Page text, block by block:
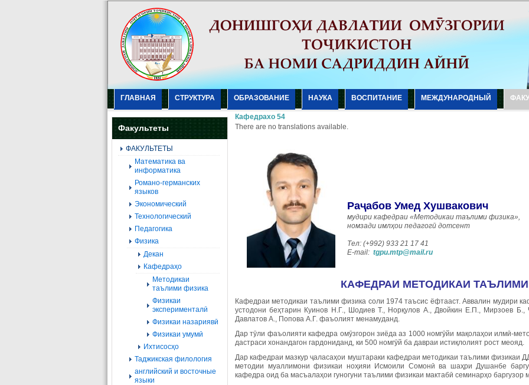
ГЛАВНАЯ СТРУКТУРА ОБРАЗОВАНИЕ НАУКА ВОСПИТАНИЕ МЕЖДУНАРОДНЫЙ
Факультеты
ФАКУЛЬТЕТЫ
Mатематика ва
информатика
Романо-германских
языков
Экономический
Технологический
Педагогика
Физика
Декан
Кафедраҳо
Методикаи
таълими физика
Физикаи
эксперименталӣ
Физикаи назариявӣ
Физикаи умумӣ
Ихтисосҳо
Таджикская филология
английский и восточные
языки
Кафедрахо 54
There are no translations available.
Раҷабов Умед Хушвакович
мудири кафедраи «Методикаи таълими физика»,
номзади имлҳои педагогӣ дотсент
Тел: (+992) 933 21 17 41
E-mail: tgpu.mtp@mail.ru
КАФЕДРАИ МЕТОДИКАИ
Кафедраи методикаи таълими физика соли 1974 таъсис ёфтааст. Аввалин мудири
устодони беҳтарин Куинов Н.Г., Шодиев Т., Норқулов А., Двойкин Е.П., Мирзоев
Давлатов А., Попова А.Г. фаъолият менамуданд.
Дар тӯли фаъолияти кафедра омӯзгорон зиёда аз 1000 номгӯйи мақолаҳои илмӣ-
дастраси хонандагон гардониданд, ки 500 номгӯй ба давраи истиқлолият рост меояд.
Дар кафедраи мазкур ҷаласаҳои муштараки кафедраи методикаи таълими физикаи
методии муаллимони физикаи ноҳияи Исмоили Сомонӣ ва шаҳри Душанбе
кафедра оид ба масъалаҳои гуногуни таълими физикаи мактабӣ семинарҳо баргузор